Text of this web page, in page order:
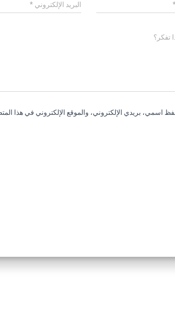
* البريد الإلكتروني *
تفكر؟
اسمي، بريدي الإلكتروني، والموقع الإلكتروني في هذا